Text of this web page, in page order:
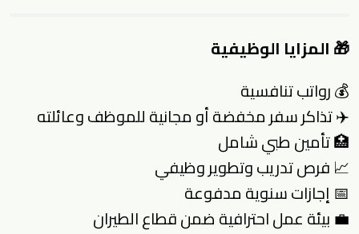
🎁 المزايا الوظيفية
💰 رواتب تنافسية
✈️ تذاكر سفر مخفضة أو مجانية للموظف وعائلته
🏥 تأمين طبي شامل
📈 فرص تدريب وتطوير وظيفي
📅 إجازات سنوية مدفوعة
💼 بيئة عمل احترافية ضمن قطاع الطيران